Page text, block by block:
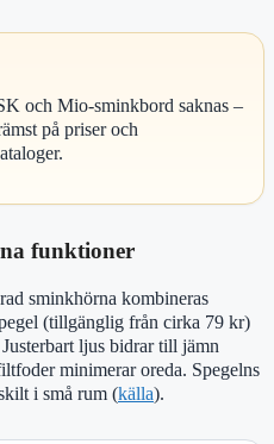
och Mio-sminkbord saknas –
på priser och
funktioner
sminkhörna kombineras
(tillgänglig från cirka 79 kr)
ljus bidrar till jämn
minimerar oreda. Spegelns
i små rum (källa).